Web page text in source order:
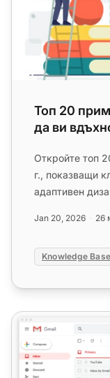
Топ 20
да ви
Откройте топ
г., показващи
адаптивен
Jan 20, 2026 26
Knowledge Base
Топ 15